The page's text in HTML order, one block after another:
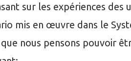
sur les expériences des
mis en œuvre dans le
nous pensons pouvoir